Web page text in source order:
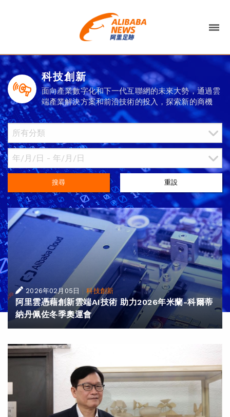
科技創新
面向產業數字化和下一代互聯網的未來大勢，通過雲
端產業解決方案和前沿技術的投入，探索新的商機
搜尋 重設
2026年02月05日 |科技創新
阿里雲憑藉創新雲端AI技術 助力2026年米蘭-科爾蒂
納丹佩佐冬季奧運會